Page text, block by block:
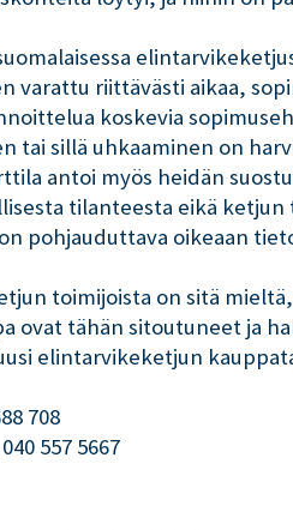
varattu riittävästi aikaa,
koskevia
tai sillä uhkaaminen on
antoi myös heidän
tilanteesta eikä
pohjauduttava oikeaan
toimijoista on sitä
ovat tähän sitoutuneet ja
elintarvikeketjun
708
557 5667